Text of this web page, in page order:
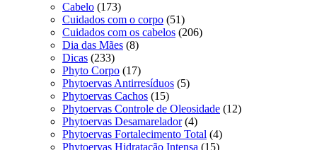
Cabelo (173)
Cuidados com o corpo (51)
Cuidados com os cabelos (206)
Dia das Mães (8)
Dicas (233)
Phyto Corpo (17)
Phytoervas Antirresíduos (5)
Phytoervas Cachos (15)
Phytoervas Controle de Oleosidade (12)
Phytoervas Desamarelador(4)
Phytoervas Fortalecimento Total (4)
Phytoervas Hidratação Intensa (15)